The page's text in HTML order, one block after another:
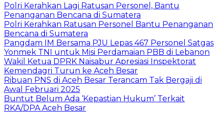
Polri Kerahkan Lagi Ratusan Personel, Bantu
Penanganan Bencana di Sumatera
Polri Kerahkan Ratusan Personel Bantu Penanganan
Bencana di Sumatera
Pangdam IM Bersama PJU Lepas 467 Personel Satgas
Yonmek TNI untuk Misi Perdamaian PBB di Lebanon
Wakil Ketua DPRK Naisabur Apresiasi Inspektorat
Kemendagri Turun ke Aceh Besar
Ribuan PNS di Aceh Besar Terancam Tak Bergaji di
Awal Februari 2025
Buntut Belum Ada ‘Kepastian Hukum’ Terkait
RKA/DPA Aceh Besar